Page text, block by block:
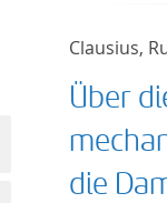
Clausius,
Über
die